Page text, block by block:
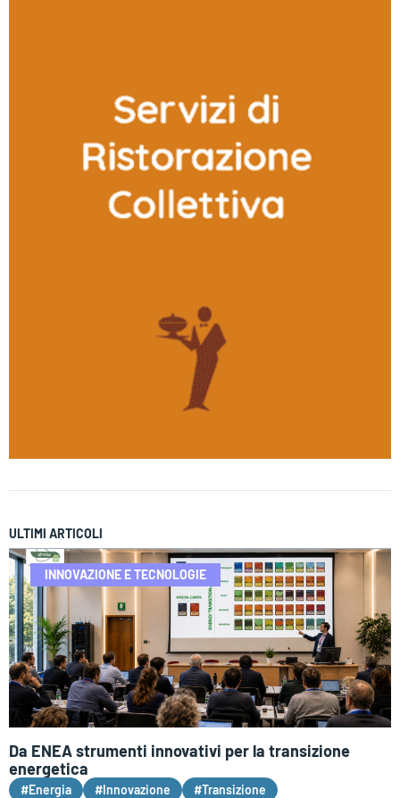
ULTIMI ARTICOLI
INNOVAZIONE E TECNOLOGIE
Da ENEA strumenti innovativi per la transizione
energetica
#Energia #Innovazione #Transizione